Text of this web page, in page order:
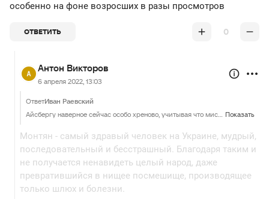
особенно на фоне возросших в разы просмотров
ОТВЕТИТЬ 0
Антон Викторов
6 апреля 2022, 13:03
ОтветИван Раевский
Айсбергу наверное сейчас особо хреново, учитывая что миссис Монтян (его мама) несёт на своём канале, особенно на фоне возросших в разы просмотров Показать
Монтян - самый здравый человек на Украине, мудрый,
последовательный и бесстрашный. Благодаря таким и
не получается ненавидеть целый народ, даже
превратившийся в нищее посмешище, производящее
только шлюх и болезни.